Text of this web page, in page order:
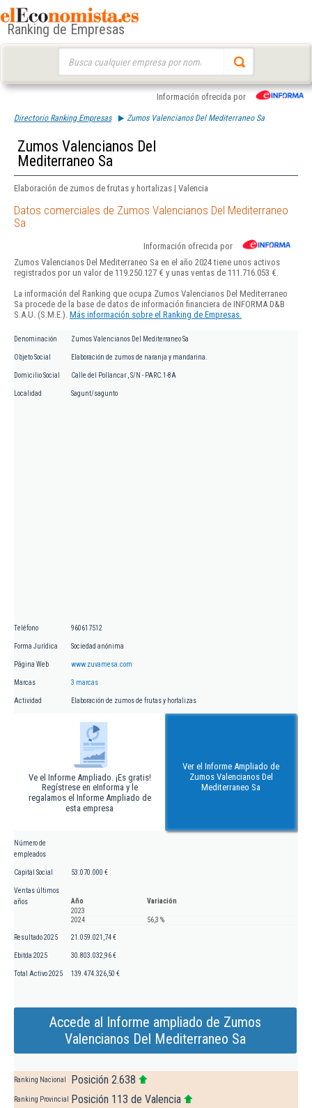
Ranking de Empresas
Información ofrecida por
Directorio Ranking Empresas Zumos Valencianos Del Mediterraneo Sa
Zumos Valencianos Del
Mediterraneo Sa
Elaboración de zumos de frutas y hortalizas | Valencia
Datos comerciales de Zumos Valencianos Del Mediterraneo
Sa
Información ofrecida por
Zumos Valencianos Del Mediterraneo Sa en el año 2024 tiene unos activos
registrados por un valor de 119.250.127 € y unas ventas de 111.716.053 €.
La información del Ranking que ocupa Zumos Valencianos Del Mediterraneo
Sa procede de la base de datos de información financiera de INFORMA D&B
S.A.U. (S.M.E.). Más información sobre el Ranking de Empresas.
Denominación Zumos Valencianos Del Mediterraneo Sa
Objeto Social Elaboración de zumos de naranja y mandarina.
Domicilio Social Calle del Pollancar , S/N - PARC.1-8A
Localidad Sagunt/sagunto
Teléfono 960617512
Forma Jurídica Sociedad anónima
Página Web www.zuvamesa.com
Marcas 3 marcas
Actividad Elaboración de zumos de frutas y hortalizas
Ve el Informe Ampliado. ¡Es gratis!
Regístrese en eInforma y le
regalamos el Informe Ampliado de
esta empresa
Ver el Informe Ampliado de
Zumos Valencianos Del
Mediterraneo Sa
Número de
empleados
Capital Social 53.070.000 €
Ventas últimos
años
Año
Variación
2023
2024
56,3 %
Resultado 2025 21.059.021,74 €
Ebitda 2025 30.803.032,96 €
Total Activo 2025 139.474.326,50 €
Accede al Informe ampliado de Zumos
Valencianos Del Mediterraneo Sa
Ranking Nacional Posición 2.638
Ranking Provincial Posición 113 de Valencia